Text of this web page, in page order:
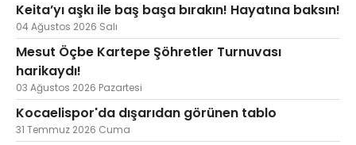
Keita’yı aşkı ile baş başa bırakın! Hayatına baksın!
04 Ağustos 2026 Salı
Mesut Öçbe Kartepe Şöhretler Turnuvası
harikaydı!
03 Ağustos 2026 Pazartesi
Kocaelispor'da dışarıdan görünen tablo
31 Temmuz 2026 Cuma